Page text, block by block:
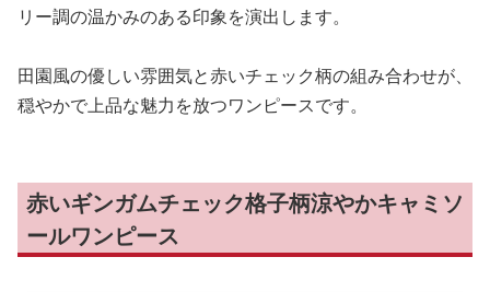
リー調の温かみのある印象を演出します。
田園風の優しい雰囲気と赤いチェック柄の組み合わせが、
穏やかで上品な魅力を放つワンピースです。
赤いギンガムチェック格子柄涼やかキャミソ
ールワンピース